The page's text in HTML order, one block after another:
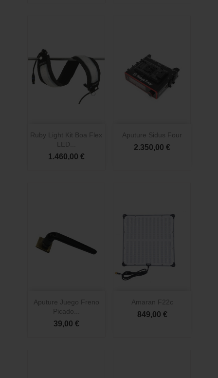
Ruby Light Kit Boa Flex
LED...
1.460,00 €
Aputure Sidus Four
2.350,00 €
Aputure Juego Freno
Picado...
39,00 €
Amaran F22c
849,00 €